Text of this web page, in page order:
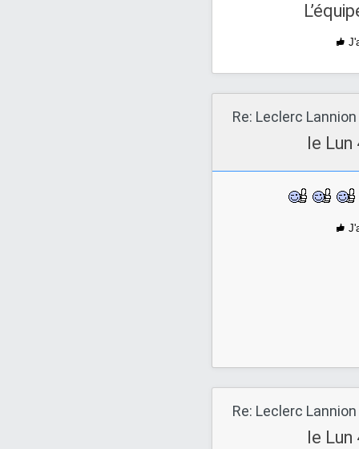
Re: Leclerc Lannion
le Lun
Re: Leclerc Lannion
le Lun